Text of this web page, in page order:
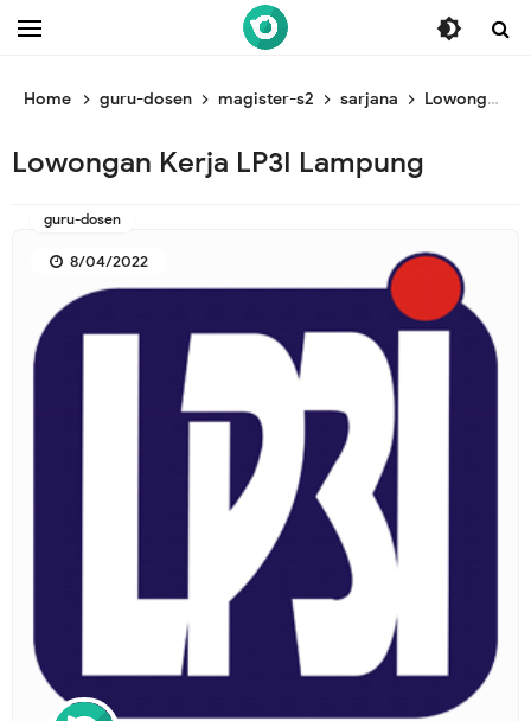
/* ganti br end */
Home guru-dosen magister-s2 sarjana Lowongan Kerja LP3I Lampung
Lowongan Kerja LP3I Lampung
guru-dosen
8/04/2022